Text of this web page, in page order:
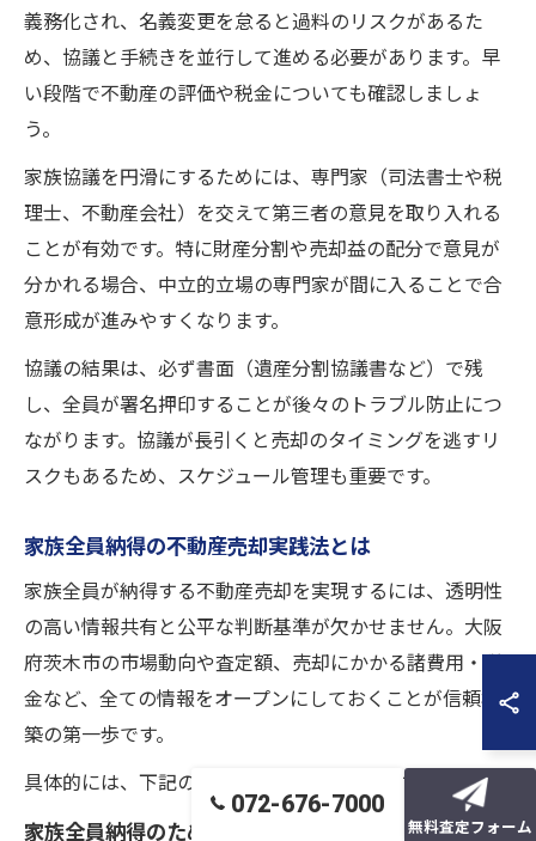
義務化され、名義変更を怠ると過料のリスクがあるた
め、協議と手続きを並行して進める必要があります。早
い段階で不動産の評価や税金についても確認しましょ
う。
家族協議を円滑にするためには、専門家（司法書士や税
理士、不動産会社）を交えて第三者の意見を取り入れる
ことが有効です。特に財産分割や売却益の配分で意見が
分かれる場合、中立的立場の専門家が間に入ることで合
意形成が進みやすくなります。
協議の結果は、必ず書面（遺産分割協議書など）で残
し、全員が署名押印することが後々のトラブル防止につ
ながります。協議が長引くと売却のタイミングを逃すリ
スクもあるため、スケジュール管理も重要です。
家族全員納得の不動産売却実践法とは
家族全員が納得する不動産売却を実現するには、透明性
の高い情報共有と公平な判断基準が欠かせません。大阪
府茨木市の市場動向や査定額、売却にかかる諸費用・税
金など、全ての情報をオープンにしておくことが信頼構
築の第一歩です。
具体的には、下記のような実践法が有効です。
家族全員納得のための実践法
072-676-7000
無料査定フォーム